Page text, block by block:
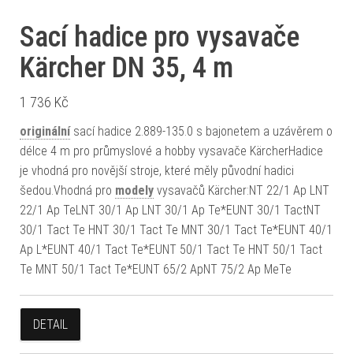
Sací hadice pro vysavače
Kärcher DN 35, 4 m
1 736 Kč
originálnísací hadice 2.889-135.0 s bajonetem a uzávěrem o
délce 4 m pro průmyslové a hobby vysavače KärcherHadice
je vhodná pro novější stroje, které měly původní hadici
šedou.Vhodná pro modely vysavačů Kärcher:NT 22/1 Ap LNT
22/1 Ap TeLNT 30/1 Ap LNT 30/1 Ap Te*EUNT 30/1 TactNT
30/1 Tact Te HNT 30/1 Tact Te MNT 30/1 Tact Te*EUNT 40/1
Ap L*EUNT 40/1 Tact Te*EUNT 50/1 Tact Te HNT 50/1 Tact
Te MNT 50/1 Tact Te*EUNT 65/2 ApNT 75/2 Ap MeTe
DETAIL